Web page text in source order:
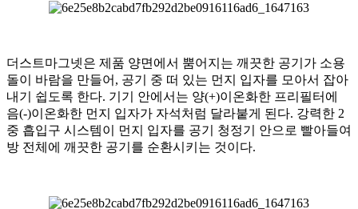
더스트마그넷은 제품 양면에서 뿜어지는 깨끗한 공기가 소용
돌이 바람을 만들어, 공기 중 떠 있는 먼지 입자를 모아서 잡아
내기 쉽도록 한다. 기기 안에서는 양(+)이온화한 프리필터에
음(-)이온화한 먼지 입자가 자석처럼 달라붙게 된다. 강력한 2
중 흡입구 시스템이 먼지 입자를 공기 청정기 안으로 빨아들여
방 전체에 깨끗한 공기를 순환시키는 것이다.